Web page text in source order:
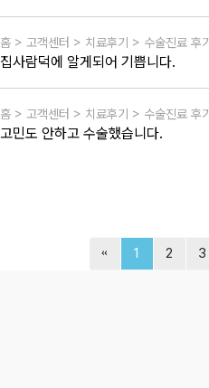
홈 > 고객센터 > 치료후기 > 수술진료 후기
집사람덕에 알게되어 기쁩니다.
홈 > 고객센터 > 치료후기 > 수술진료 후기
고민도 안하고 수술했습니다.
1 2 3